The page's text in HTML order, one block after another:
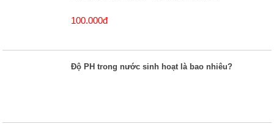
100.000đ
Độ PH trong nước sinh hoạt là bao nhiêu?